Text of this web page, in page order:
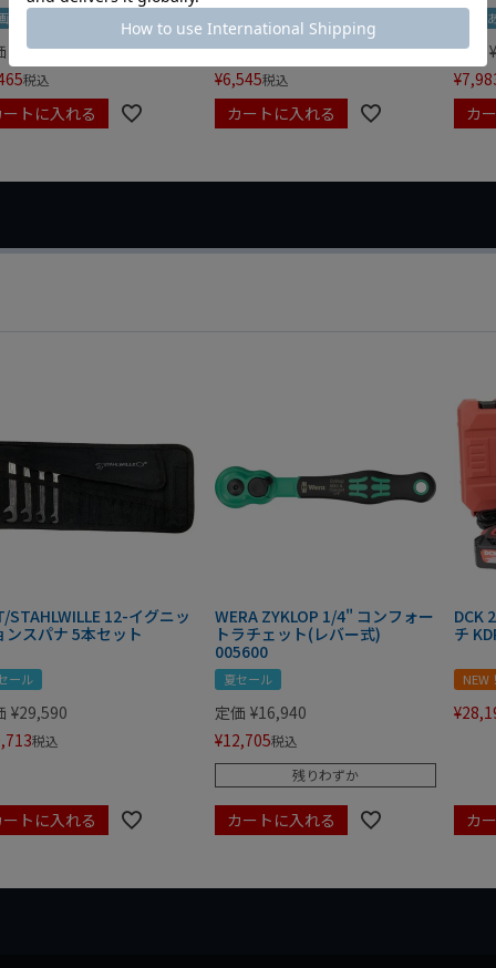
あり
0
税込
トに入れる
定価 ¥9,350
¥6,545税込
カートに入れる
動画
定価
¥
¥
カ
STAHLWILLE 12-イグニッ
ンスパナ 5本セット
ール
¥29,590
税込
トに入れる
WERA ZYKLOP 1/4" コンフォー
トラチェット(レバー式)
005600
夏セール
定価 ¥16,940
¥12,705税込
残りわずか
カートに入れる
DCK
チ
NEW
¥
カ